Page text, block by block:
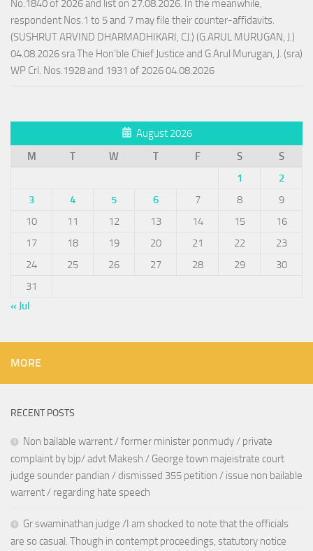
No.1840 of 2026 and list on 27.08.2026. In the meanwhile,
respondent Nos.1 to 5 and 7 may file their counter-affidavits.
(SUSHRUT ARVIND DHARMADHIKARI, CJ.) (G.ARUL MURUGAN, J.)
04.08.2026 sra The Hon’ble Chief Justice and G.Arul Murugan, J. (sra)
WP Crl. Nos.1928 and 1931 of 2026 04.08.2026
August 2026
M
T W T F S
S
1
2
3
4 5 6 7 8
9
10
11 12 13 14 15
16
17
18 19 20 21 22
23
24
25 26 27 28 29
30
31
« Jul
MORE
RECENT POSTS
Non bailable warrent / former minister ponmudy / private
complaint by bjp/ advt Makesh / George town majeistrate court
judge sounder pandian / dismissed 355 petition / issue non bailable
warrent / regarding hate speech
Gr swaminathan judge /I am shocked to note that the officials
are so casual. Though in contempt proceedings, statutory notice